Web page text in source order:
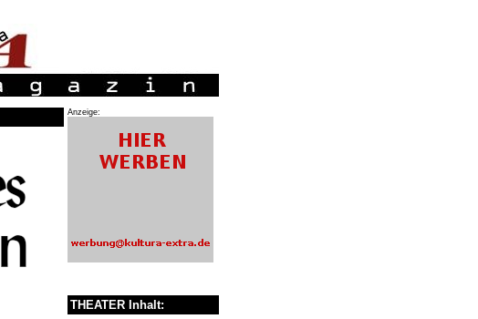
Anzeige:
THEATER Inhalt: